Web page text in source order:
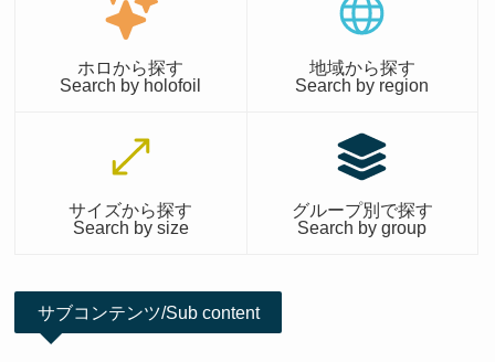
ホロから探す
Search by holofoil
地域から探す
Search by region
サイズから探す
Search by size
グループ別で探す
Search by group
サブコンテンツ/Sub content